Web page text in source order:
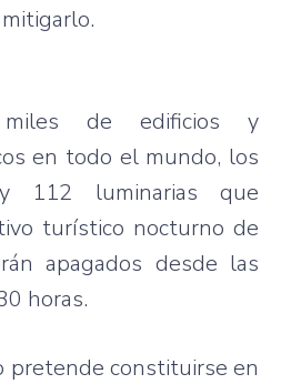
miles de edificios y
en todo el mundo, los
112 luminarias que
turístico nocturno de
apagados desde las
horas.
pretende constituirse en